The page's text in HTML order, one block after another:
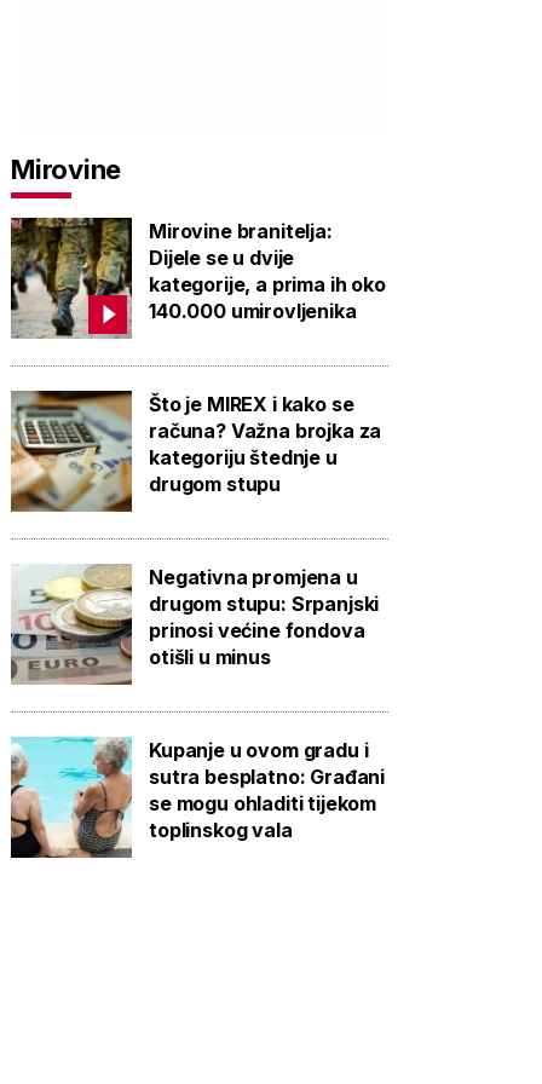
Mirovine
Mirovine branitelja:
Dijele se u dvije
kategorije, a prima ih oko
140.000 umirovljenika
Što je MIREX i kako se
računa? Važna brojka za
kategoriju štednje u
drugom stupu
Negativna promjena u
drugom stupu: Srpanjski
prinosi većine fondova
otišli u minus
Kupanje u ovom gradu i
sutra besplatno: Građani
se mogu ohladiti tijekom
toplinskog vala